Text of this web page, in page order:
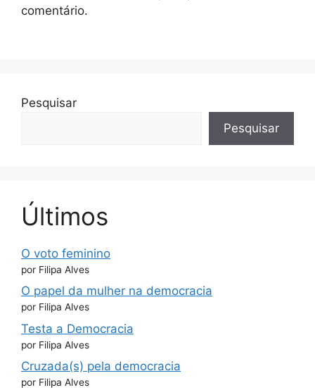
comentário.
Pesquisar
Pesquisar
Últimos
O voto feminino
por Filipa Alves
O papel da mulher na democracia
por Filipa Alves
Testa a Democracia
por Filipa Alves
Cruzada(s) pela democracia
por Filipa Alves